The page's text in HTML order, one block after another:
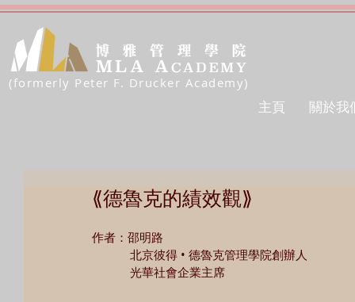
(formerly Peter F. Drucker Academy)
主頁 關於我
⟪德魯克的績效觀⟫
作者：邵明路
            北京彼得 • 德魯克管理學院創辦人
            光華社會企業主席